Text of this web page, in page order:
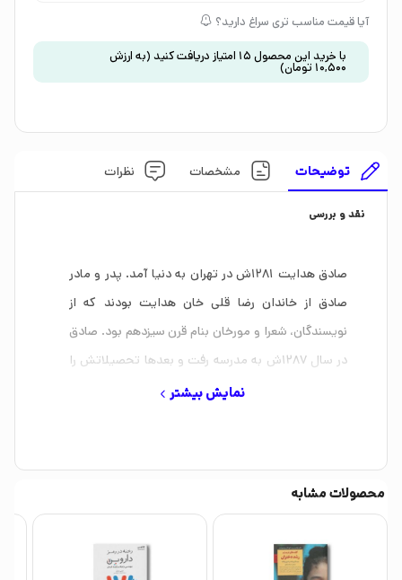
داستان و رمان
آیا قیمت مناسب تری سراغ دارید؟
با خرید این محصول 15 امتیاز دریافت کنید (به ارزش
10,500 تومان)
توضیحات مشخصات نظرات
نقد و بررسی
صادق هدایت 1281ش در تهران به دنیا آمد. پدر و مادر
صادق از خاندان رضا قلی خان هدایت بودند که از
نویسندگان، شعرا و مورخان بنام قرن سیزدهم بود. صادق
در سال 1287ش به مدرسه رفت و بعدها تحصیلاتش را
در مدسه سن لویی تهران ادامه داد که در آنجا با زبان
راهی پاریس شد.
مشغول کار شد و بعد از مدتی رهسپار هند شد و در آنجا
نمایش بیشتر
محصولات مشابه